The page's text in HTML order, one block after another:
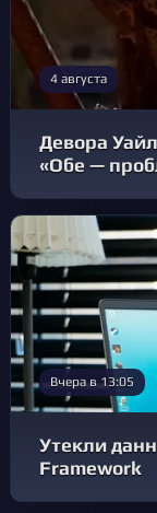
4 августа
Девора
«Обе —
Вчера в 13:05
Утекли
Framework